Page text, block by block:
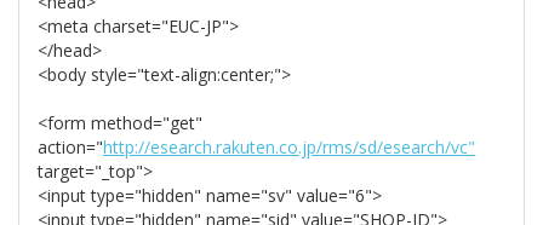
<meta charset="EUC-JP">
</head>
<body style="text-align:center;">
<form method="get"
action="http://esearch.rakuten.co.jp/rms/sd/esearch/vc"
target="_top">
<input type="hidden" name="sv" value="6">
<input type="hidden" name="sid" value="SHOP-ID">